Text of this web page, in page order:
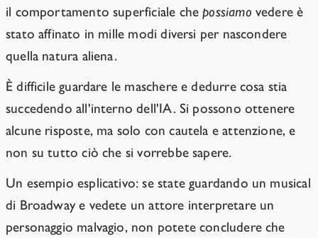
il comportamento superficiale chepossiamo vedere è
stato affinato in mille modi diversi per nascondere
quella natura aliena.
È difficile guardare le maschere e dedurre cosa stia
succedendo all'interno dell'IA. Si possono ottenere
alcune risposte, ma solo con cautela e attenzione, e
non su tutto ciò che si vorrebbe sapere.
Un esempio esplicativo: se state guardando un musical
di Broadway e vedete un attore interpretare un
personaggio malvagio, non potete concludere che